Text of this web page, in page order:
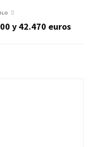
y 42.470 euros